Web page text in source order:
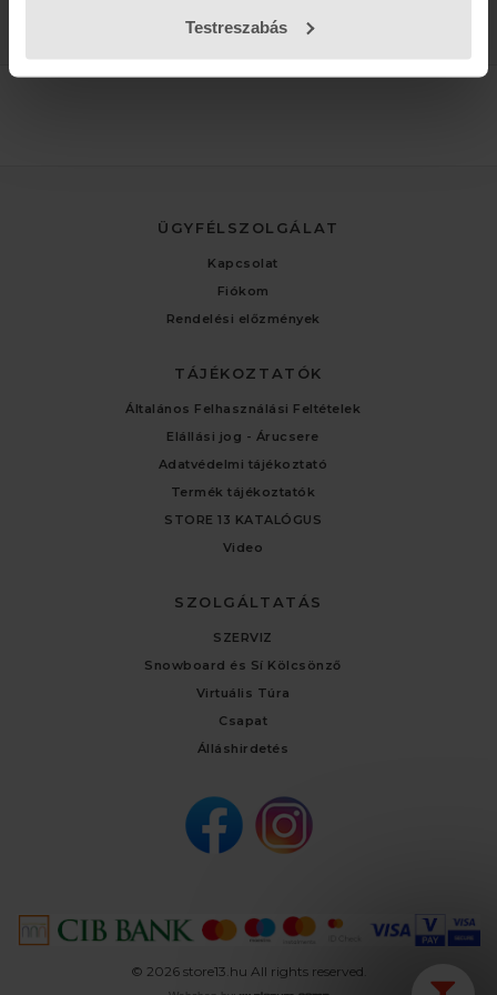
Testreszabás
ÜGYFÉLSZOLGÁLAT
Kapcsolat
Fiókom
Rendelési előzmények
TÁJÉKOZTATÓK
Általános Felhasználási Feltételek
Elállási jog - Árucsere
Adatvédelmi tájékoztató
Termék tájékoztatók
STORE 13 KATALÓGUS
Video
SZOLGÁLTATÁS
SZERVIZ
Snowboard és Sí Kölcsönző
Virtuális Túra
Csapat
Álláshirdetés
© 2026 store13.hu All rights reserved.